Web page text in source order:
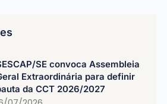
SE convoca Assembleia
Extraordinária para definir
da CCT 2026/2027